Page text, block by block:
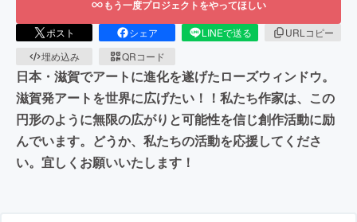
もう一度プロジェクトをやってほしい
ポスト シェア LINEで送る
URLコピー
埋め込み
QRコード
日本・滋賀でアートに進化を遂げたローズウィンドウ。
滋賀発アートを世界に広げたい！！私たち作家は、この
円形のように無限の広がりと可能性を信じ創作活動に励
んでいます。どうか、私たちの活動を応援してくださ
い。宜しくお願いいたします！